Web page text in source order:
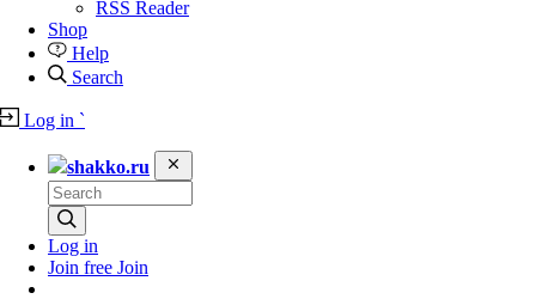
RSS Reader
Shop
Help
Search
Log in `
shakko.ru
Log in
Join free Join